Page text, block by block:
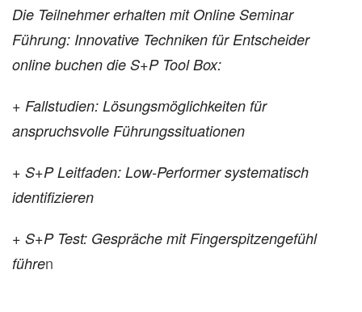
Die Teilnehmer erhalten mit Online Seminar
Führung: Innovative Techniken für Entscheider
online buchen die S+P Tool Box:
+ Fallstudien: Lösungsmöglichkeiten für
anspruchsvolle Führungssituationen
+ S+P Leitfaden: Low-Performer systematisch
identifizieren
+ S+P Test: Gespräche mit Fingerspitzengefühl
führen